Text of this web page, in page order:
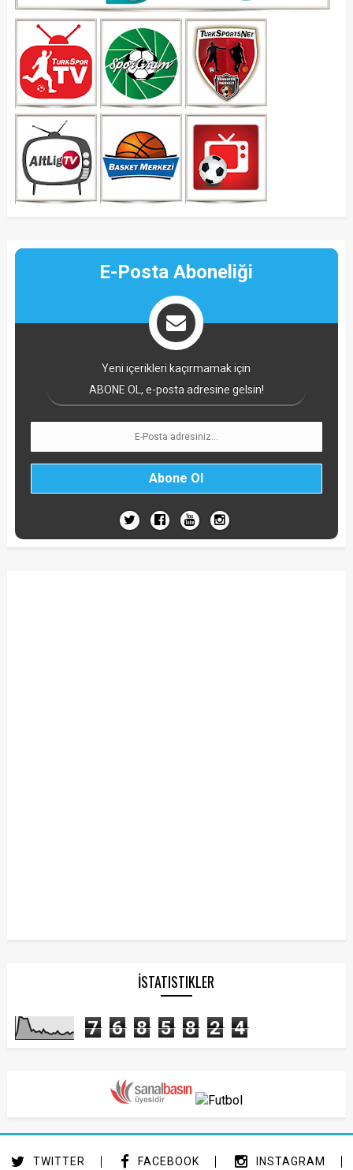
E-Posta Aboneliği
Yeni içerikleri kaçırmamak için
ABONE OL, e-posta adresine gelsin!
İSTATISTIKLER
7 6 8 5 8 2 4
TWITTER FACEBOOK INSTAGRAM